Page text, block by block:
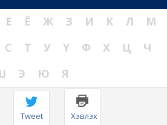
Е Ё Ж З И К Л
М
С Т У Ү Ф Х Ц
Ч
Э Ю Я
Tweet Хэвлэх